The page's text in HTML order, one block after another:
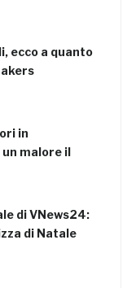
ecco a quanto
in
malore il
di VNews24:
di Natale